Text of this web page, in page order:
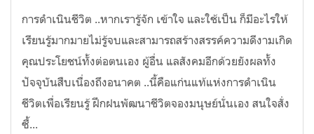
การดำเนินชีวิต​ ..หากเรารู้จัก​ เข้าใจ​ และใช้เป็น ก็มีอะไรให้
เรียนรู้มากมายไม่รู้จบ​และสามารถสร้างสรรค์ความดีงามเกิด
คุณประโยชน์ทั้งต่อตนเอง​ ผู้อื่น​ แลสังคมอีกด้วยยังผลทั้ง
ปัจจุบันสืบเนื่องถึงอนาคต​ ..นี้คือแก่นแท้แห่งการดำเนิน
ชีวิตเพื่อเรียนรู้​ ฝึก​ฝน​พัฒนาชีวิตจองมนุษย์นั่นเอง สนใจสั่ง
ซื้...